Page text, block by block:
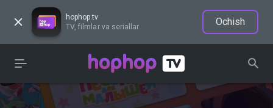
hophop.tv
TV, filmlar va seriallar
Ochish